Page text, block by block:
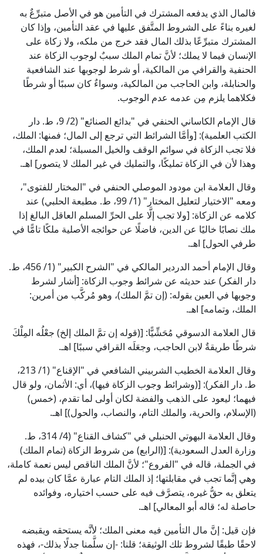
فالمال الذي يدفعه المشترك في التأمين هو في الأصل متبرِّعٌ به
لغيره بناءً على الشروط المتَّفق عليها في عقد التأمين، وإذا كان
المشترك متبرِّعًا بذلك المال فقد خرج من ملكه، ولا زكاة على
الإنسان فيما لا يملك؛ لأنَّ تمام الملك سببٌ لوجوب الزكاة عند
الحنفية والقرافي من المالكية، أو شرط لوجوبها عند الشافعية
والحنابلة، وابن الحاجب من المالكية، وسواءٌ كان سببًا أو شرطًا
فكلاهما يلزم مِن عدمه عدم الوجوب.
قال الإمام الكاساني الحنفي في "بدائع الصنائع" (2/ 9، ط. دار
الكتب العلمية): [وأمَّا الشرائط التي ترجع إلى المال؛ فمنها: الملك،
فلا تجب الزكاة في سوائم الوقف والخيل المسبلة؛ لعدم الملك،
وهذا لأن في الزكاة تمليكًا، والتمليك في غير الملك لا يتصور] اهـ.
وقال العلامة ابن مودود الموصلي الحنفي في "المختار للفتوى"،
ومعه "الاختيار لتعليل المختار" (1/ 99، ط. مطبعة الحلبي) عند
كلامه عن الزكاة: [ولا تجب إلَّا على الحرِّ المسلم العاقل البالغ إذا
ملك نصابًا خاليًا عن الدين، فاضلًا عن حوائجه الأصلية ملكًا تامًّا في
طرفي الحول] اهـ.
وقال الإمام أحمد الدردير المالكي في "الشرح الكبير" (1/ 456، ط.
دار الفكر) عند حديثه عن شرائط وجوب الزكاة: [أشار لشرط
وجوبها في العين بقوله: (إن تمَّ الملك)، وهو مُركَّب من أمرين:
الملك، وتمامه] اهـ.
قال العلامة الدسوقي مُحَشِّيًّا: [(قوله إن تمَّ الملك إلخ) جعْلُه المِلْكَ
شرطًا طريقةٌ لابن الحاجب، وجعَلَه القرافي سببًا] اهـ.
وقال العلامة الخطيب الشربيني الشافعي في "الإقناع" (1/ 213،
ط. دار الفكر): [(وشرائط وجوب الزكاة فيها)، أي: الأثمان، ولو قال
فيهما؛ ليعود على الذهب والفضة لكان أولى لما تقدم، (خمس)
(الإسلام، والحرية، والملك التام، والنصاب، والحول)] اهـ.
وقال العلامة البهوتي الحنبلي في "كشاف القناع" (4/ 314، ط.
وزارة العدل السعودية): [(الرابع) من شروط الزكاة (تمام الملك)
في الجملة، قاله في "الفروع"؛ لأنَّ الملك الناقص ليس نعمة كاملة،
وهي إنَّما تجب في مقابلتها؛ إذ ‌الملك ‌التام عبارة عمَّا كان بيده لم
يتعلق به حقُّ غيره، يتصرَّف فيه على حسب اختياره، وفوائده
حاصلة له؛ قاله أبو المعالي] اهـ.
فإن قيل: إنَّ مال التأمين فيه معنى الملك؛ لأنَّه يستحقه ويقبضه
لاحقًا طبقًا لشروط تلك الوثيقة؛ قلنا: -إن سلَّمنا جدلًا بذلك-، فهذه